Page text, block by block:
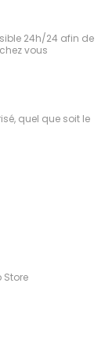
24h/24 afin de
vous
quel que soit le
Store